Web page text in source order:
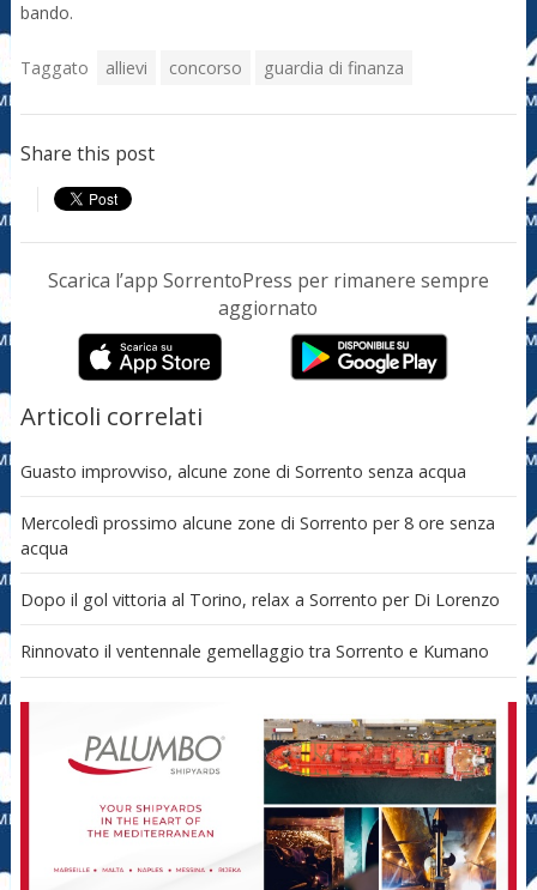
bando.
Taggato allievi concorso guardia di finanza
Share this post
Scarica l’app SorrentoPress per rimanere sempre
aggiornato
Articoli correlati
Guasto improvviso, alcune zone di Sorrento senza acqua
Mercoledì prossimo alcune zone di Sorrento per 8 ore senza
acqua
Dopo il gol vittoria al Torino, relax a Sorrento per Di Lorenzo
Rinnovato il ventennale gemellaggio tra Sorrento e Kumano